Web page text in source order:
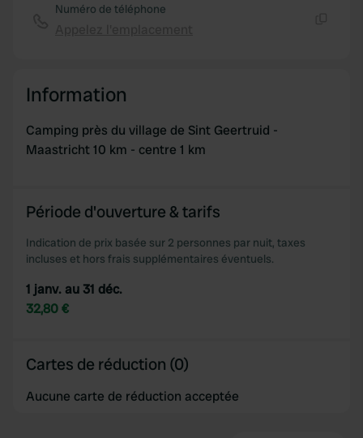
Numéro de téléphone
Information
Camping près du village de Sint Geertruid -
Maastricht 10 km - centre 1 km
Période d'ouverture & tarifs
Indication de prix basée sur 2 personnes par nuit, taxes
incluses et hors frais supplémentaires éventuels.
1 janv. au 31 déc.
32,80 €
Cartes de réduction (0)
Aucune carte de réduction acceptée